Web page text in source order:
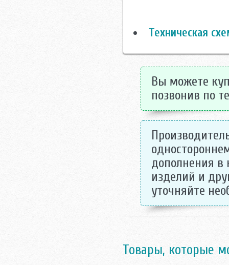
Техническая
Вы можете
позвонив по
дополнения
изделий и
уточняйте
Товары, которые